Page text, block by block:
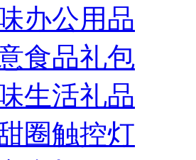
办公用品
食品礼包
生活礼品
圈触控灯